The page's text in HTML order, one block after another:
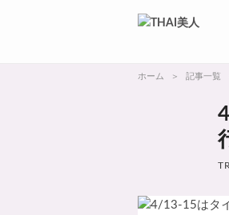
ホーム 記事一覧